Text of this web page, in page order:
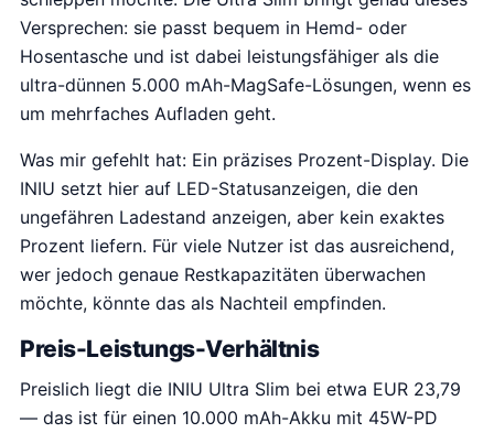
Versprechen: sie passt bequem in Hemd- oder
Hosentasche und ist dabei leistungsfähiger als die
ultra-dünnen 5.000 mAh-MagSafe-Lösungen, wenn es
um mehrfaches Aufladen geht.
Was mir gefehlt hat: Ein präzises Prozent-Display. Die
INIU setzt hier auf LED-Statusanzeigen, die den
ungefähren Ladestand anzeigen, aber kein exaktes
Prozent liefern. Für viele Nutzer ist das ausreichend,
wer jedoch genaue Restkapazitäten überwachen
möchte, könnte das als Nachteil empfinden.
Preis-Leistungs-Verhältnis
Preislich liegt die INIU Ultra Slim bei etwa EUR 23,79
— das ist für einen 10.000 mAh-Akku mit 45W-PD